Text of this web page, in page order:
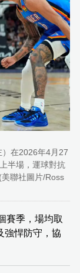
）在2026年4月27
半場，運球對抗
聯社圖片/Ross
賽季，場均取
強悍防守，協